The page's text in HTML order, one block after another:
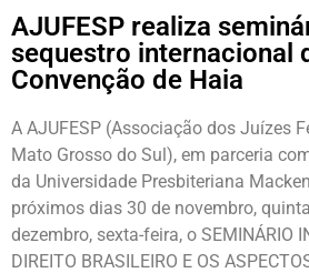
AJUFESP realiza
sequestro internacional
Convenção de Haia
A AJUFESP (Associação dos Juízes
Mato Grosso do Sul), em parceria
da Universidade Presbiteriana
próximos dias 30 de novembro,
dezembro, sexta-feira, o SEMINÁRIO
DIREITO BRASILEIRO E OS